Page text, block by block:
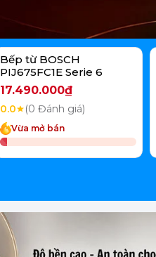
Bếp từ BOSCH
PIJ675FC1E Serie 6
17.490.000₫
0.0 (0 Đánh giá)
Vừa mở bán